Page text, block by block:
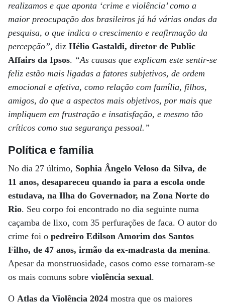
realizamos e que aponta ‘crime e violência’ como a
maior preocupação dos brasileiros já há várias ondas da
pesquisa, o que indica o crescimento e reafirmação da
percepção”, diz Hélio Gastaldi, diretor de Public
Affairs da Ipsos. “As causas que explicam este sentir-se
feliz estão mais ligadas a fatores subjetivos, de ordem
emocional e afetiva, como relação com família, filhos,
amigos, do que a aspectos mais objetivos, por mais que
impliquem em frustração e insatisfação, e mesmo tão
críticos como sua segurança pessoal.”
Política e família
No dia 27 último, Sophia Ângelo Veloso da Silva, de
11 anos, desapareceu quando ia para a escola onde
estudava, na Ilha do Governador, na Zona Norte do
Rio. Seu corpo foi encontrado no dia seguinte numa
caçamba de lixo, com 35 perfurações de faca. O autor do
crime foi o pedreiro Edilson Amorim dos Santos
Filho, de 47 anos, irmão da ex-madrasta da menina.
Apesar da monstruosidade, casos como esse tornaram-se
os mais comuns sobre violência sexual.
O Atlas da Violência 2024 mostra que os maiores